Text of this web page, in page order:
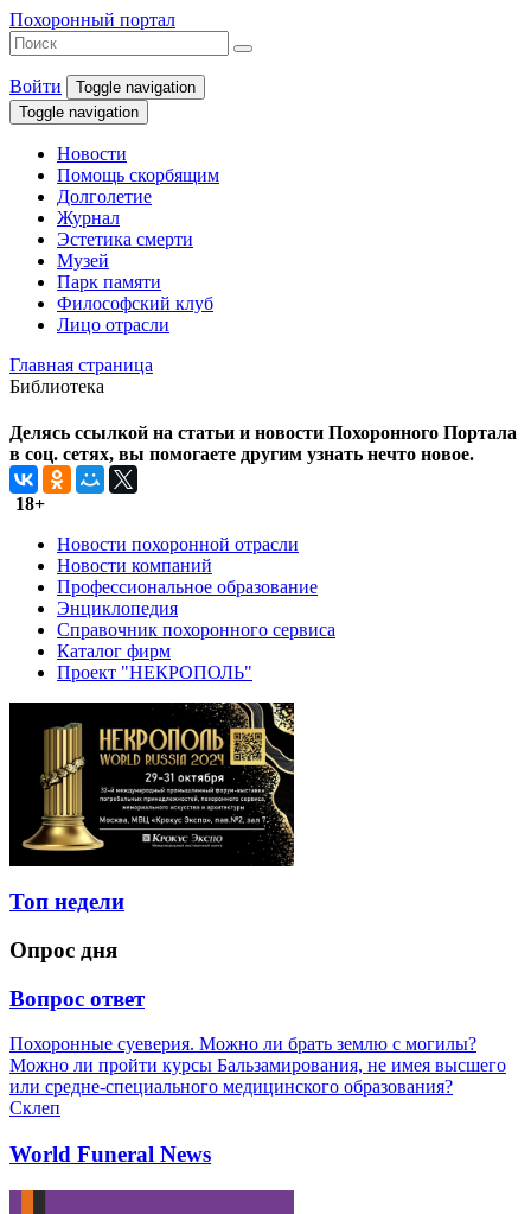
Похоронный портал
Войти
Toggle navigation
Toggle navigation
Новости
Помощь скорбящим
Долголетие
Журнал
Эстетика смерти
Музей
Парк памяти
Философский клуб
Лицо отрасли
Главная страница
Библиотека
Делясь ссылкой на статьи и новости Похоронного Портала
в соц. сетях, вы помогаете другим узнать нечто новое.
18+
Новости похоронной отрасли
Новости компаний
Профессиональное образование
Энциклопедия
Справочник похоронного сервиса
Каталог фирм
Проект "НЕКРОПОЛЬ"
Топ недели
Опрос дня
Вопрос ответ
Похоронные суеверия. Можно ли брать землю с могилы?
Можно ли пройти курсы Бальзамирования, не имея высшего
или средне-специального медицинского образования?
Склеп
World Funeral News